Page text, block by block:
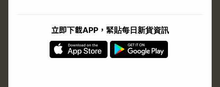
立即下載APP，緊貼每日新貨資訊